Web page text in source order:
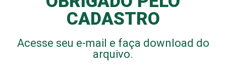
CADASTRO
Acesse seu e-mail e faça download do
arquivo.